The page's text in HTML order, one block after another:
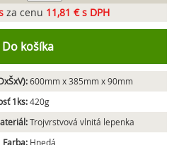
za cenu 11,81 € s DPH
Do košíka
600mm x 385mm x 90mm
1ks:420g
Trojvrstvová vlnitá lepenka
Farba: Hnedá